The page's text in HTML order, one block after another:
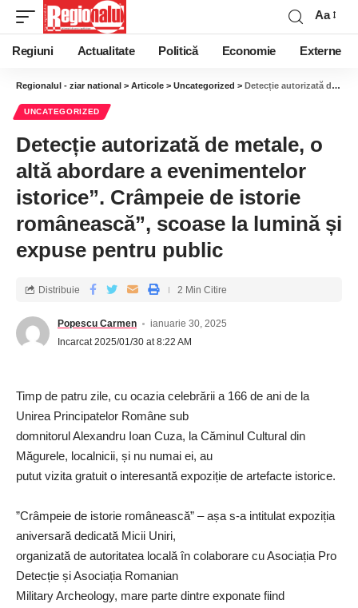
Aa
Regiuni Actualitate Politică Economie Externe
Regionalul - ziar national > Articole > Uncategorized > Detecție autorizată de metale, o altă abordare a evenimentelor istorice”. Crâmpeie de istorie românească”, scoase la lumină și expuse pentru public
UNCATEGORIZED
Detecție autorizată de metale, o
altă abordare a evenimentelor
istorice”. Crâmpeie de istorie
românească”, scoase la lumină și
expuse pentru public
Popescu Carmen
ianuarie 30, 2025
Incarcat 2025/01/30 at 8:22 AM
Distribuie 2 Min Citire
Timp de patru zile, cu ocazia celebrării a 166 de ani de la
Unirea Principatelor Române sub
domnitorul Alexandru Ioan Cuza, la Căminul Cultural din
Măgurele, localnicii, și nu numai ei, au
putut vizita gratuit o interesantă expoziție de artefacte istorice.
”Crâmpeie de istorie românească” – așa s-a intitulat expoziția
aniversară dedicată Micii Uniri,
organizată de autoritatea locală în colaborare cu Asociația Pro
Detecție și Asociația Romanian
Military Archeology, mare parte dintre exponate fiind